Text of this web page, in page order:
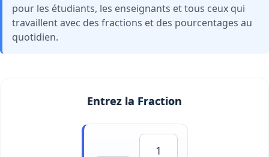
pour les étudiants, les enseignants et tous ceux qui
travaillent avec des fractions et des pourcentages au
quotidien.
Entrez la Fraction